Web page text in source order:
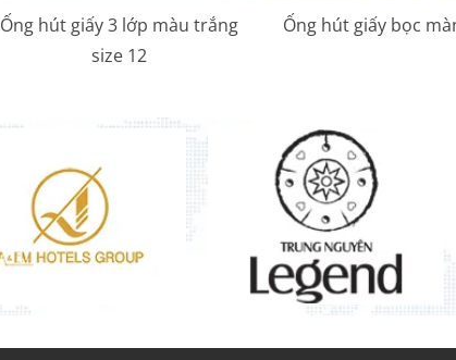
Ống hút giấy 3 lớp màu trắng
size 12
Ống hút giấy bọc